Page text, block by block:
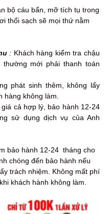
bộ cáu bẩn, mỡ tích tụ trong
thổi sạch sẽ mọi thứ nằm
: Khách hàng kiểm tra chậu
mới phải thanh toán
phát sinh thêm, không lấy
hàng không làm.
cả hợp lý, bảo hành 12-24
sử dụng dịch vụ của Anh
bảo hành 12-24 tháng cho
chóng đến bảo hành nếu
trách nhiệm. Không mất phí
khách hành không làm.